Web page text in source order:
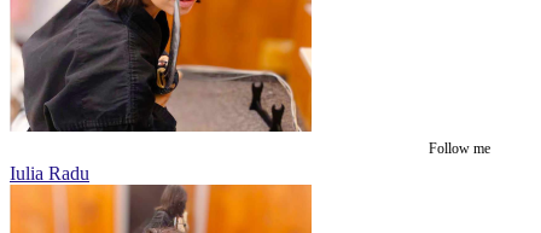
Follow me
Iulia Radu